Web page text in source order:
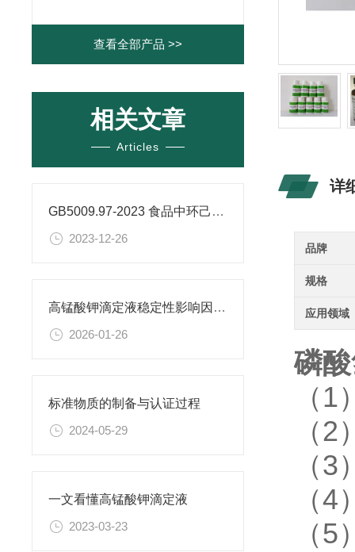
查看全部产品 >>
相关文章
Articles
GB5009.97-2023 食品中环己基氨基磺酸盐的测定标准
2023-12-26
高锰酸钾滴定液稳定性影响因素及保存期限研究
2026-01-26
标准物质的制备与认证过程
2024-05-29
一文看懂高锰酸钾滴定液
2023-03-23
详
品牌
规格
应用领域
磷
（
（
（
（
（